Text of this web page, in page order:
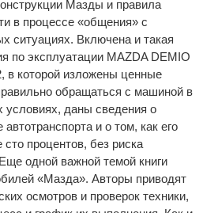
Мазды и правила
в процессе «общения» с
ситуациях. Включена и такая
по эксплуатации MAZDA DEMIO
в которой изложены ценные
обращаться с машиной в
условиях, даны сведения о
и о том, как его
сто процентов, без риска
одной важной темой книги
«Мазда». Авторы приводят
осмотров и проверок техники,